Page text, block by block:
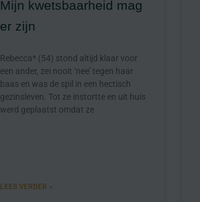
Mijn kwetsbaarheid mag
er zijn
Rebecca* (54) stond altijd klaar voor
een ander, zei nooit ‘nee’ tegen haar
baas en was de spil in een hectisch
gezinsleven. Tot ze instortte en uit huis
werd geplaatst omdat ze
LEES VERDER »